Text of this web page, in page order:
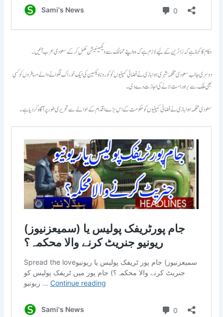
حکام کا کہنا ہے کہ زائرین کے لیے لازم ہےکہ وہ اپنے ممالک سے ویکسینیشن مکمل کر کے سعودی عرب آئیں۔
دوسری جانب سعودی محکمہ شہری ہوا بازی نے فضائی کمپنیوں کو کورونا ویکسین کی ایک خوراک لگوانے والے مسافروں کو کسی
بھی ملک سے براہ راست لانے کی اجازت دے دی۔
سعودی محکمہ ہوا بازی نے فضائی کمپنیوں کو حکومت کے اس بڑے اقدام کے حوالے سے تحریری طور پر آگاہ کردیا ہے۔